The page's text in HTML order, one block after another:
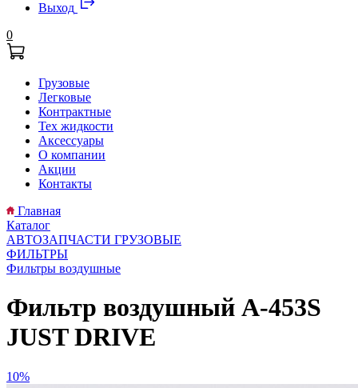
Выход
0
Грузовые
Легковые
Контрактные
Тех жидкости
Аксессуары
О компании
Акции
Контакты
Главная
Каталог
АВТОЗАПЧАСТИ ГРУЗОВЫЕ
ФИЛЬТРЫ
Фильтры воздушные
Фильтр воздушный A-453S
JUST DRIVE
10%